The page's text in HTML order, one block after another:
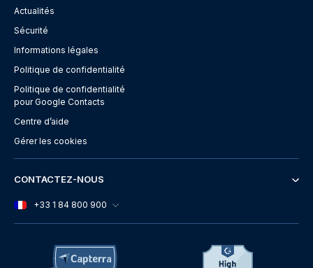
Actualités
Sécurité
Informations légales
Politique de confidentialité
Politique de confidentialité
pour Google Contacts
Centre d’aide
Gérer les cookies
CONTACTEZ-NOUS
+33 1 84 800 900